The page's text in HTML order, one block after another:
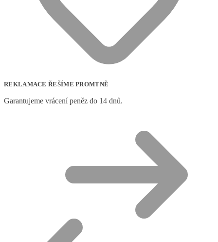
REKLAMACE ŘEŠÍME PROMTNĚ
Garantujeme vrácení peněz do 14 dnů.